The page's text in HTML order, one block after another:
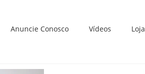
Anuncie Conosco Vídeos Loja